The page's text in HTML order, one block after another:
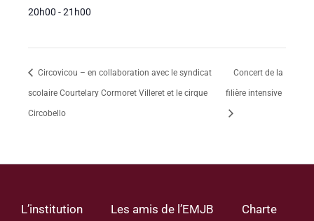
20h00 - 21h00
Circovicou – en collaboration avec le syndicat
scolaire Courtelary Cormoret Villeret et le cirque
Circobello
Concert de la
filière intensive
L’institution Les amis de l’EMJB
Charte